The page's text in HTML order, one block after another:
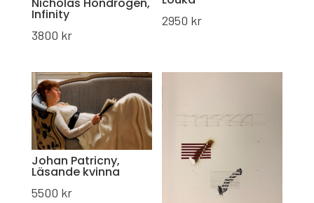
Nicholas Hondrogen,
Infinity
3800 kr
2950 kr
Johan Patricny,
Läsande kvinna
5500 kr